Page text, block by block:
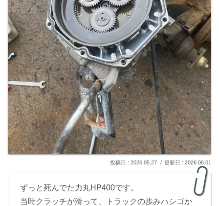
2026.05.27 2026.06.01
ずっと死んでた力丸HP400です。
当時クラッチが滑って、トラックの歩みハシゴか